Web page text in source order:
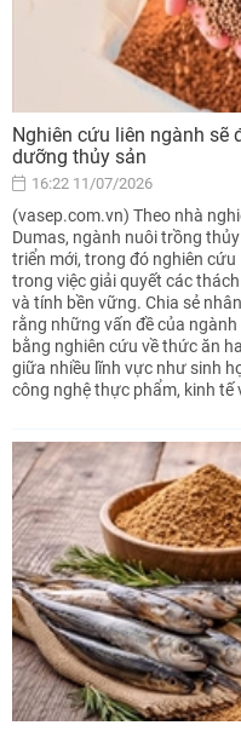
Nghiên cứu liên ngành
dưỡng thủy sản
16:22 11/07/2026
(vasep.com.vn) Theo nhà
Dumas, ngành nuôi trồng
triển mới, trong đó nghiên
trong việc giải quyết các
và tính bền vững. Chia sẻ
rằng những vấn đề của
bằng nghiên cứu về thức ăn
giữa nhiều lĩnh vực như sinh
công nghệ thực phẩm, kinh tế